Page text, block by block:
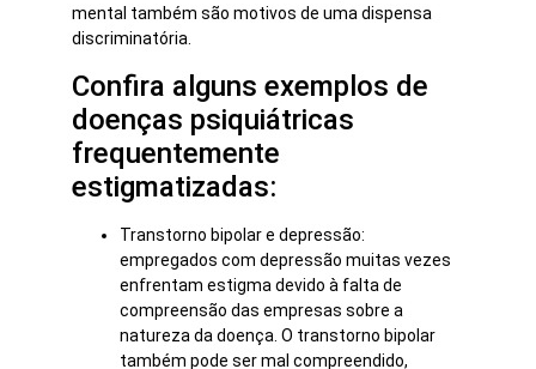
mental também são motivos de uma dispensa
discriminatória.
Confira alguns exemplos de
doenças psiquiátricas
frequentemente
estigmatizadas:
Transtorno bipolar e depressão:
empregados com depressão muitas vezes
enfrentam estigma devido à falta de
compreensão das empresas sobre a
natureza da doença. O transtorno bipolar
também pode ser mal compreendido,